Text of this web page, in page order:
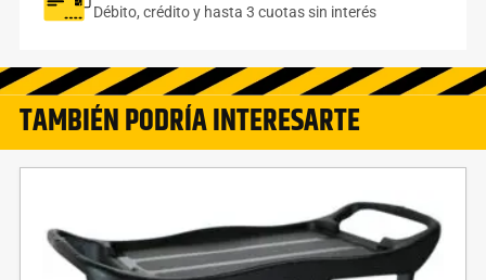
Débito, crédito y hasta 3 cuotas sin interés
TAMBIÉN PODRÍA INTERESARTE